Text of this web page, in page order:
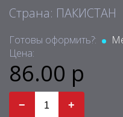
Страна: ПАКИСТАН
Готовы оформить?:
Цена:
86.00 р
− +